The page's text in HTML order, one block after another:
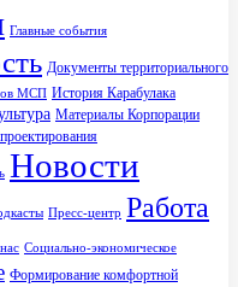
Главные события
Документы территориального
МСП История Карабулака
Материалы Корпорации
Новости
Пресс-центр Работа
Социально-экономическое
Формирование комфортной